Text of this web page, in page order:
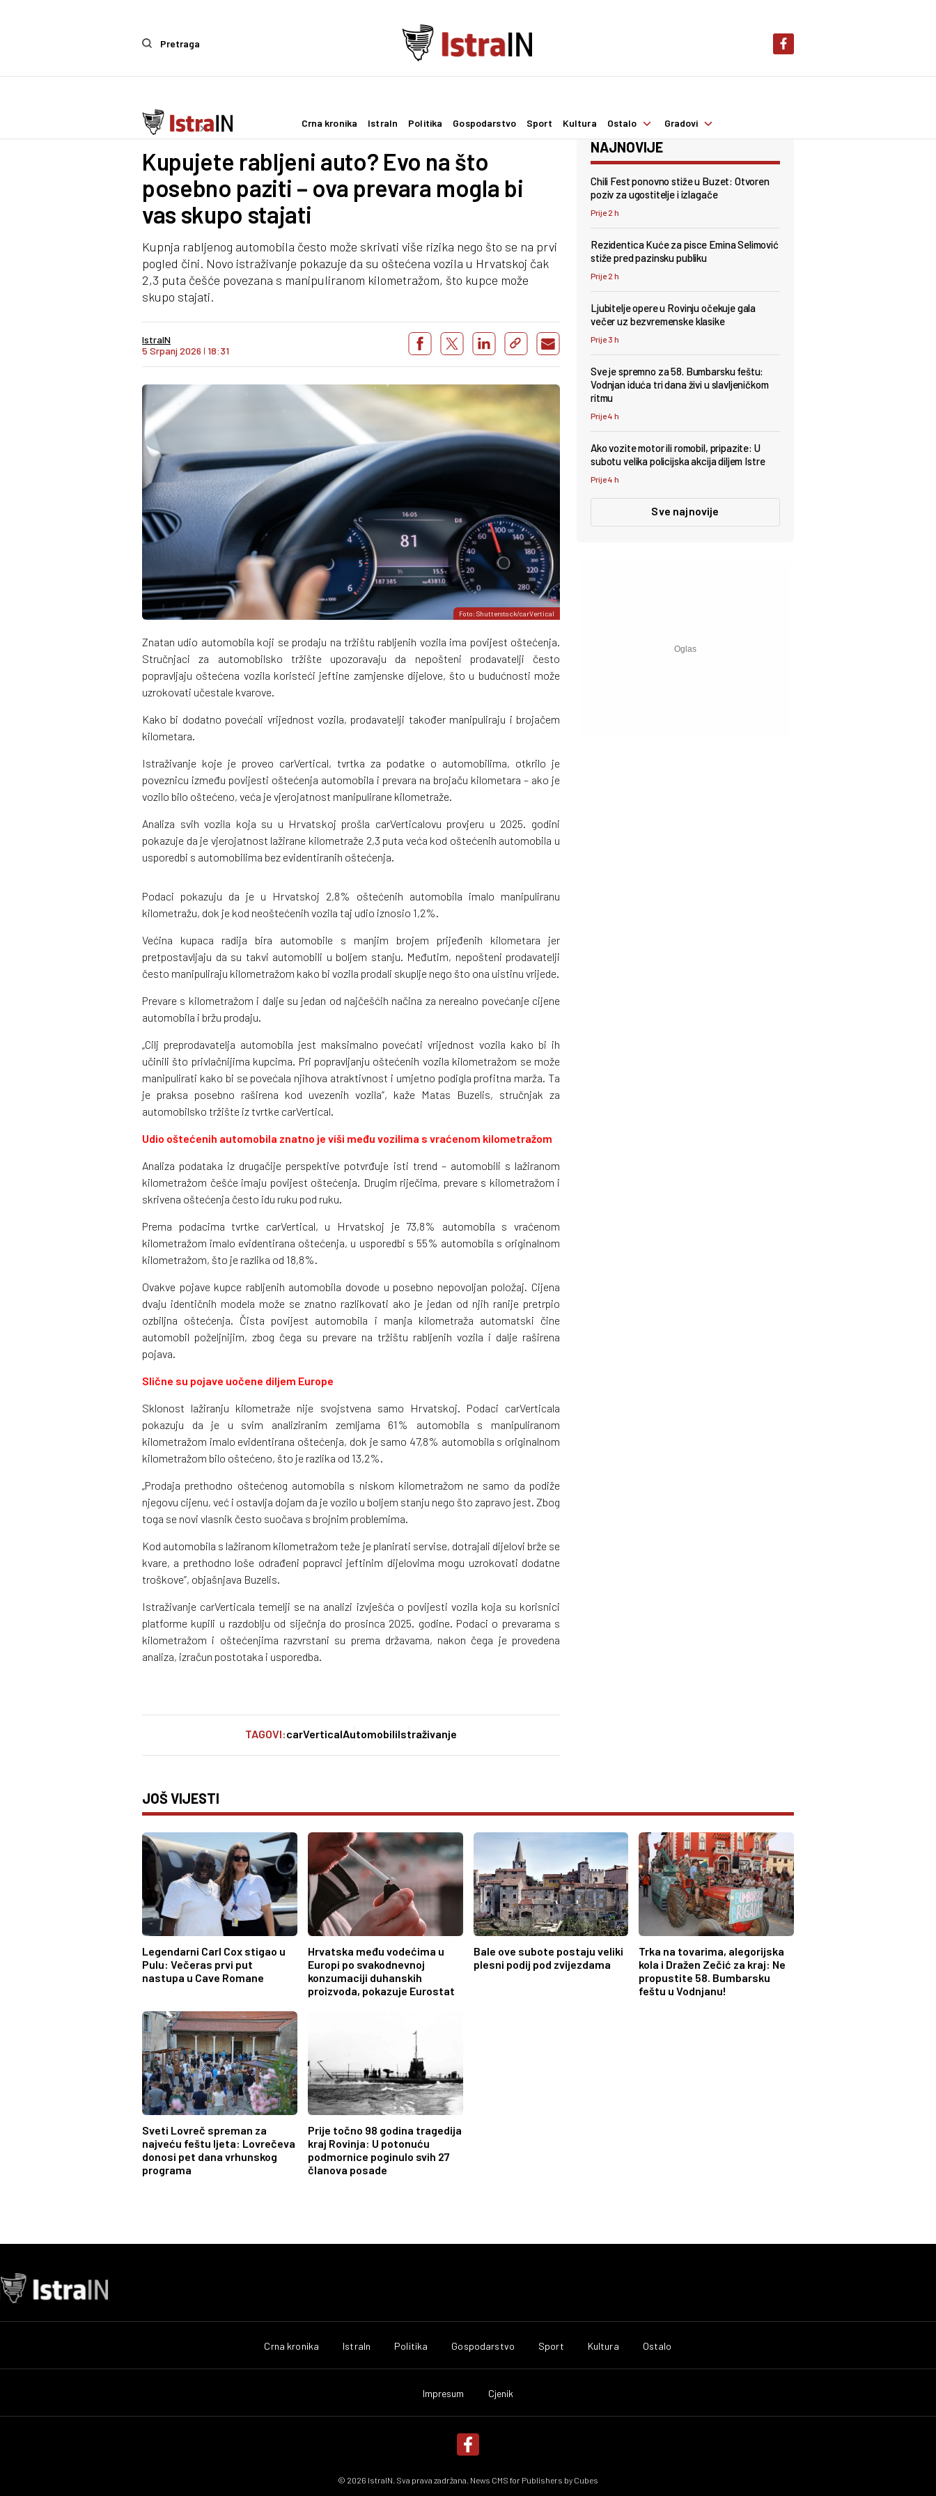
Pretraga
Crna kronika IstraIn Politika Gospodarstvo Sport Kultura Ostalo Gradovi
Ostalo Zanimljivosti
Kupujete rabljeni auto? Evo na što
posebno paziti – ova prevara mogla bi
vas skupo stajati
Kupnja rabljenog automobila često može skrivati više rizika nego što se na prvi
pogled čini. Novo istraživanje pokazuje da su oštećena vozila u Hrvatskoj čak
2,3 puta češće povezana s manipuliranom kilometražom, što kupce može
skupo stajati.
IstraIN
5 Srpanj 2026 I 18:31
Foto: Shutterstock/carVertical
Znatan udio automobila koji se prodaju na tržištu rabljenih vozila ima povijest oštećenja.
Stručnjaci za automobilsko tržište upozoravaju da nepošteni prodavatelji često
popravljaju oštećena vozila koristeći jeftine zamjenske dijelove, što u budućnosti može
uzrokovati učestale kvarove.
Kako bi dodatno povećali vrijednost vozila, prodavatelji također manipuliraju i brojačem
kilometara.
Istraživanje koje je proveo carVertical, tvrtka za podatke o automobilima, otkrilo je
poveznicu između povijesti oštećenja automobila i prevara na brojaču kilometara – ako je
vozilo bilo oštećeno, veća je vjerojatnost manipulirane kilometraže.
Analiza svih vozila koja su u Hrvatskoj prošla carVerticalovu provjeru u 2025. godini
pokazuje da je vjerojatnost lažirane kilometraže 2,3 puta veća kod oštećenih automobila u
usporedbi s automobilima bez evidentiranih oštećenja.
Podaci pokazuju da je u Hrvatskoj 2,8% oštećenih automobila imalo manipuliranu
kilometražu, dok je kod neoštećenih vozila taj udio iznosio 1,2%.
Većina kupaca radija bira automobile s manjim brojem prijeđenih kilometara jer
pretpostavljaju da su takvi automobili u boljem stanju. Međutim, nepošteni prodavatelji
često manipuliraju kilometražom kako bi vozila prodali skuplje nego što ona uistinu vrijede.
Prevare s kilometražom i dalje su jedan od najčešćih načina za nerealno povećanje cijene
automobila i bržu prodaju.
„Cilj preprodavatelja automobila jest maksimalno povećati vrijednost vozila kako bi ih
učinili što privlačnijima kupcima. Pri popravljanju oštećenih vozila kilometražom se može
manipulirati kako bi se povećala njihova atraktivnost i umjetno podigla profitna marža. Ta
je praksa posebno raširena kod uvezenih vozila”, kaže Matas Buzelis, stručnjak za
automobilsko tržište iz tvrtke carVertical.
Udio oštećenih automobila znatno je viši među vozilima s vraćenom kilometražom
Analiza podataka iz drugačije perspektive potvrđuje isti trend – automobili s lažiranom
kilometražom češće imaju povijest oštećenja. Drugim riječima, prevare s kilometražom i
skrivena oštećenja često idu ruku pod ruku.
Prema podacima tvrtke carVertical, u Hrvatskoj je 73,8% automobila s vraćenom
kilometražom imalo evidentirana oštećenja, u usporedbi s 55% automobila s originalnom
kilometražom, što je razlika od 18,8%.
Ovakve pojave kupce rabljenih automobila dovode u posebno nepovoljan položaj. Cijena
dvaju identičnih modela može se znatno razlikovati ako je jedan od njih ranije pretrpio
ozbiljna oštećenja. Čista povijest automobila i manja kilometraža automatski čine
automobil poželjnijim, zbog čega su prevare na tržištu rabljenih vozila i dalje raširena
pojava.
Slične su pojave uočene diljem Europe
Sklonost lažiranju kilometraže nije svojstvena samo Hrvatskoj. Podaci carVerticala
pokazuju da je u svim analiziranim zemljama 61% automobila s manipuliranom
kilometražom imalo evidentirana oštećenja, dok je samo 47,8% automobila s originalnom
kilometražom bilo oštećeno, što je razlika od 13,2%.
„Prodaja prethodno oštećenog automobila s niskom kilometražom ne samo da podiže
njegovu cijenu, već i ostavlja dojam da je vozilo u boljem stanju nego što zapravo jest. Zbog
toga se novi vlasnik često suočava s brojnim problemima.
Kod automobila s lažiranom kilometražom teže je planirati servise, dotrajali dijelovi brže se
kvare, a prethodno loše odrađeni popravci jeftinim dijelovima mogu uzrokovati dodatne
troškove”, objašnjava Buzelis.
Istraživanje carVerticala temelji se na analizi izvješća o povijesti vozila koja su korisnici
platforme kupili u razdoblju od siječnja do prosinca 2025. godine. Podaci o prevarama s
kilometražom i oštećenjima razvrstani su prema državama, nakon čega je provedena
analiza, izračun postotaka i usporedba.
TAGOVI:carVerticalAutomobiliIstraživanje
NAJNOVIJE
Chili Fest ponovno stiže u Buzet: Otvoren
poziv za ugostitelje i izlagače
Prije 2 h
Rezidentica Kuće za pisce Emina Selimović
stiže pred pazinsku publiku
Prije 2 h
Ljubitelje opere u Rovinju očekuje gala
večer uz bezvremenske klasike
Prije 3 h
Sve je spremno za 58. Bumbarsku feštu:
Vodnjan iduća tri dana živi u slavljeničkom
ritmu
Prije 4 h
Ako vozite motor ili romobil, pripazite: U
subotu velika policijska akcija diljem Istre
Prije 4 h
Sve najnovije
JOŠ VIJESTI
Legendarni Carl Cox stigao u
Pulu: Večeras prvi put
nastupa u Cave Romane
Hrvatska među vodećima u
Europi po svakodnevnoj
konzumaciji duhanskih
proizvoda, pokazuje Eurostat
Bale ove subote postaju veliki
plesni podij pod zvijezdama
Trka na tovarima, alegorijska
kola i Dražen Zečić za kraj: Ne
propustite 58. Bumbarsku
feštu u Vodnjanu!
Sveti Lovreč spreman za
najveću feštu ljeta: Lovrečeva
donosi pet dana vrhunskog
programa
Prije točno 98 godina tragedija
kraj Rovinja: U potonuću
podmornice poginulo svih 27
članova posade
Crna kronika IstraIn Politika Gospodarstvo Sport Kultura Ostalo
Impresum Cjenik
© 2026 IstraIN. Sva prava zadržana. News CMS for Publishers by Cubes